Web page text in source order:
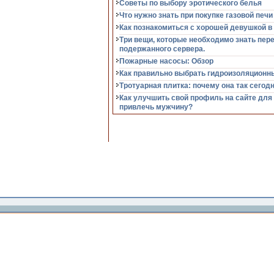
Советы по выбору эротического белья
Что нужно знать при покупке газовой печи
Как познакомиться с хорошей девушкой в
Три вещи, которые необходимо знать
подержанного сервера.
Пожарные насосы: Обзор
Как правильно выбрать
Тротуарная плитка: почему она так
Как улучшить свой профиль на сайте
привлечь мужчину?